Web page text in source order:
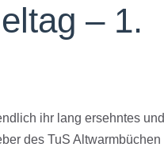
– 1.
ihr lang ersehntes und
des TuS Altwarmbüchen